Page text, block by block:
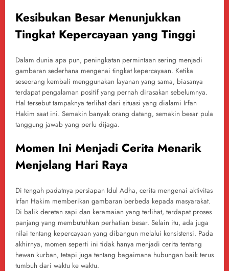
Kesibukan Besar Menunjukkan
Tingkat Kepercayaan yang Tinggi
Dalam dunia apa pun, peningkatan permintaan sering menjadi
gambaran sederhana mengenai tingkat kepercayaan. Ketika
seseorang kembali menggunakan layanan yang sama, biasanya
terdapat pengalaman positif yang pernah dirasakan sebelumnya.
Hal tersebut tampaknya terlihat dari situasi yang dialami Irfan
Hakim saat ini. Semakin banyak orang datang, semakin besar pula
tanggung jawab yang perlu dijaga.
Momen Ini Menjadi Cerita Menarik
Menjelang Hari Raya
Di tengah padatnya persiapan Idul Adha, cerita mengenai aktivitas
Irfan Hakim memberikan gambaran berbeda kepada masyarakat.
Di balik deretan sapi dan keramaian yang terlihat, terdapat proses
panjang yang membutuhkan perhatian besar. Selain itu, ada juga
nilai tentang kepercayaan yang dibangun melalui konsistensi. Pada
akhirnya, momen seperti ini tidak hanya menjadi cerita tentang
hewan kurban, tetapi juga tentang bagaimana hubungan baik terus
tumbuh dari waktu ke waktu.